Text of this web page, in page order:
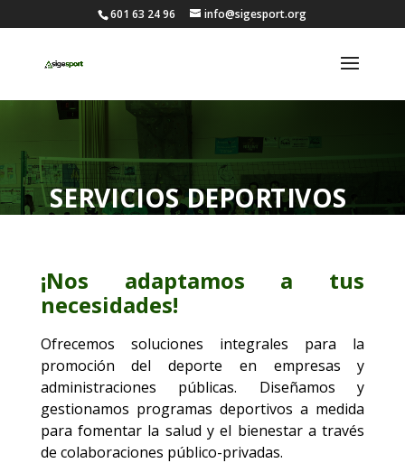
601 63 24 96 info@sigesport.org
SERVICIOS DEPORTIVOS
¡Nos adaptamos a tus
necesidades!
Ofrecemos soluciones integrales para la
promoción del deporte en empresas y
administraciones públicas. Diseñamos y
gestionamos programas deportivos a medida
para fomentar la salud y el bienestar a través
de colaboraciones público-privadas.